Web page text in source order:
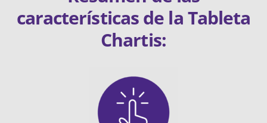
características de la Tableta
Chartis: